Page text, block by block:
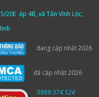
20E ấp 4B, xã Tân Vĩnh Lộc,
đang cập nhật 2026
đã cập nhật 2026
0989.374.524